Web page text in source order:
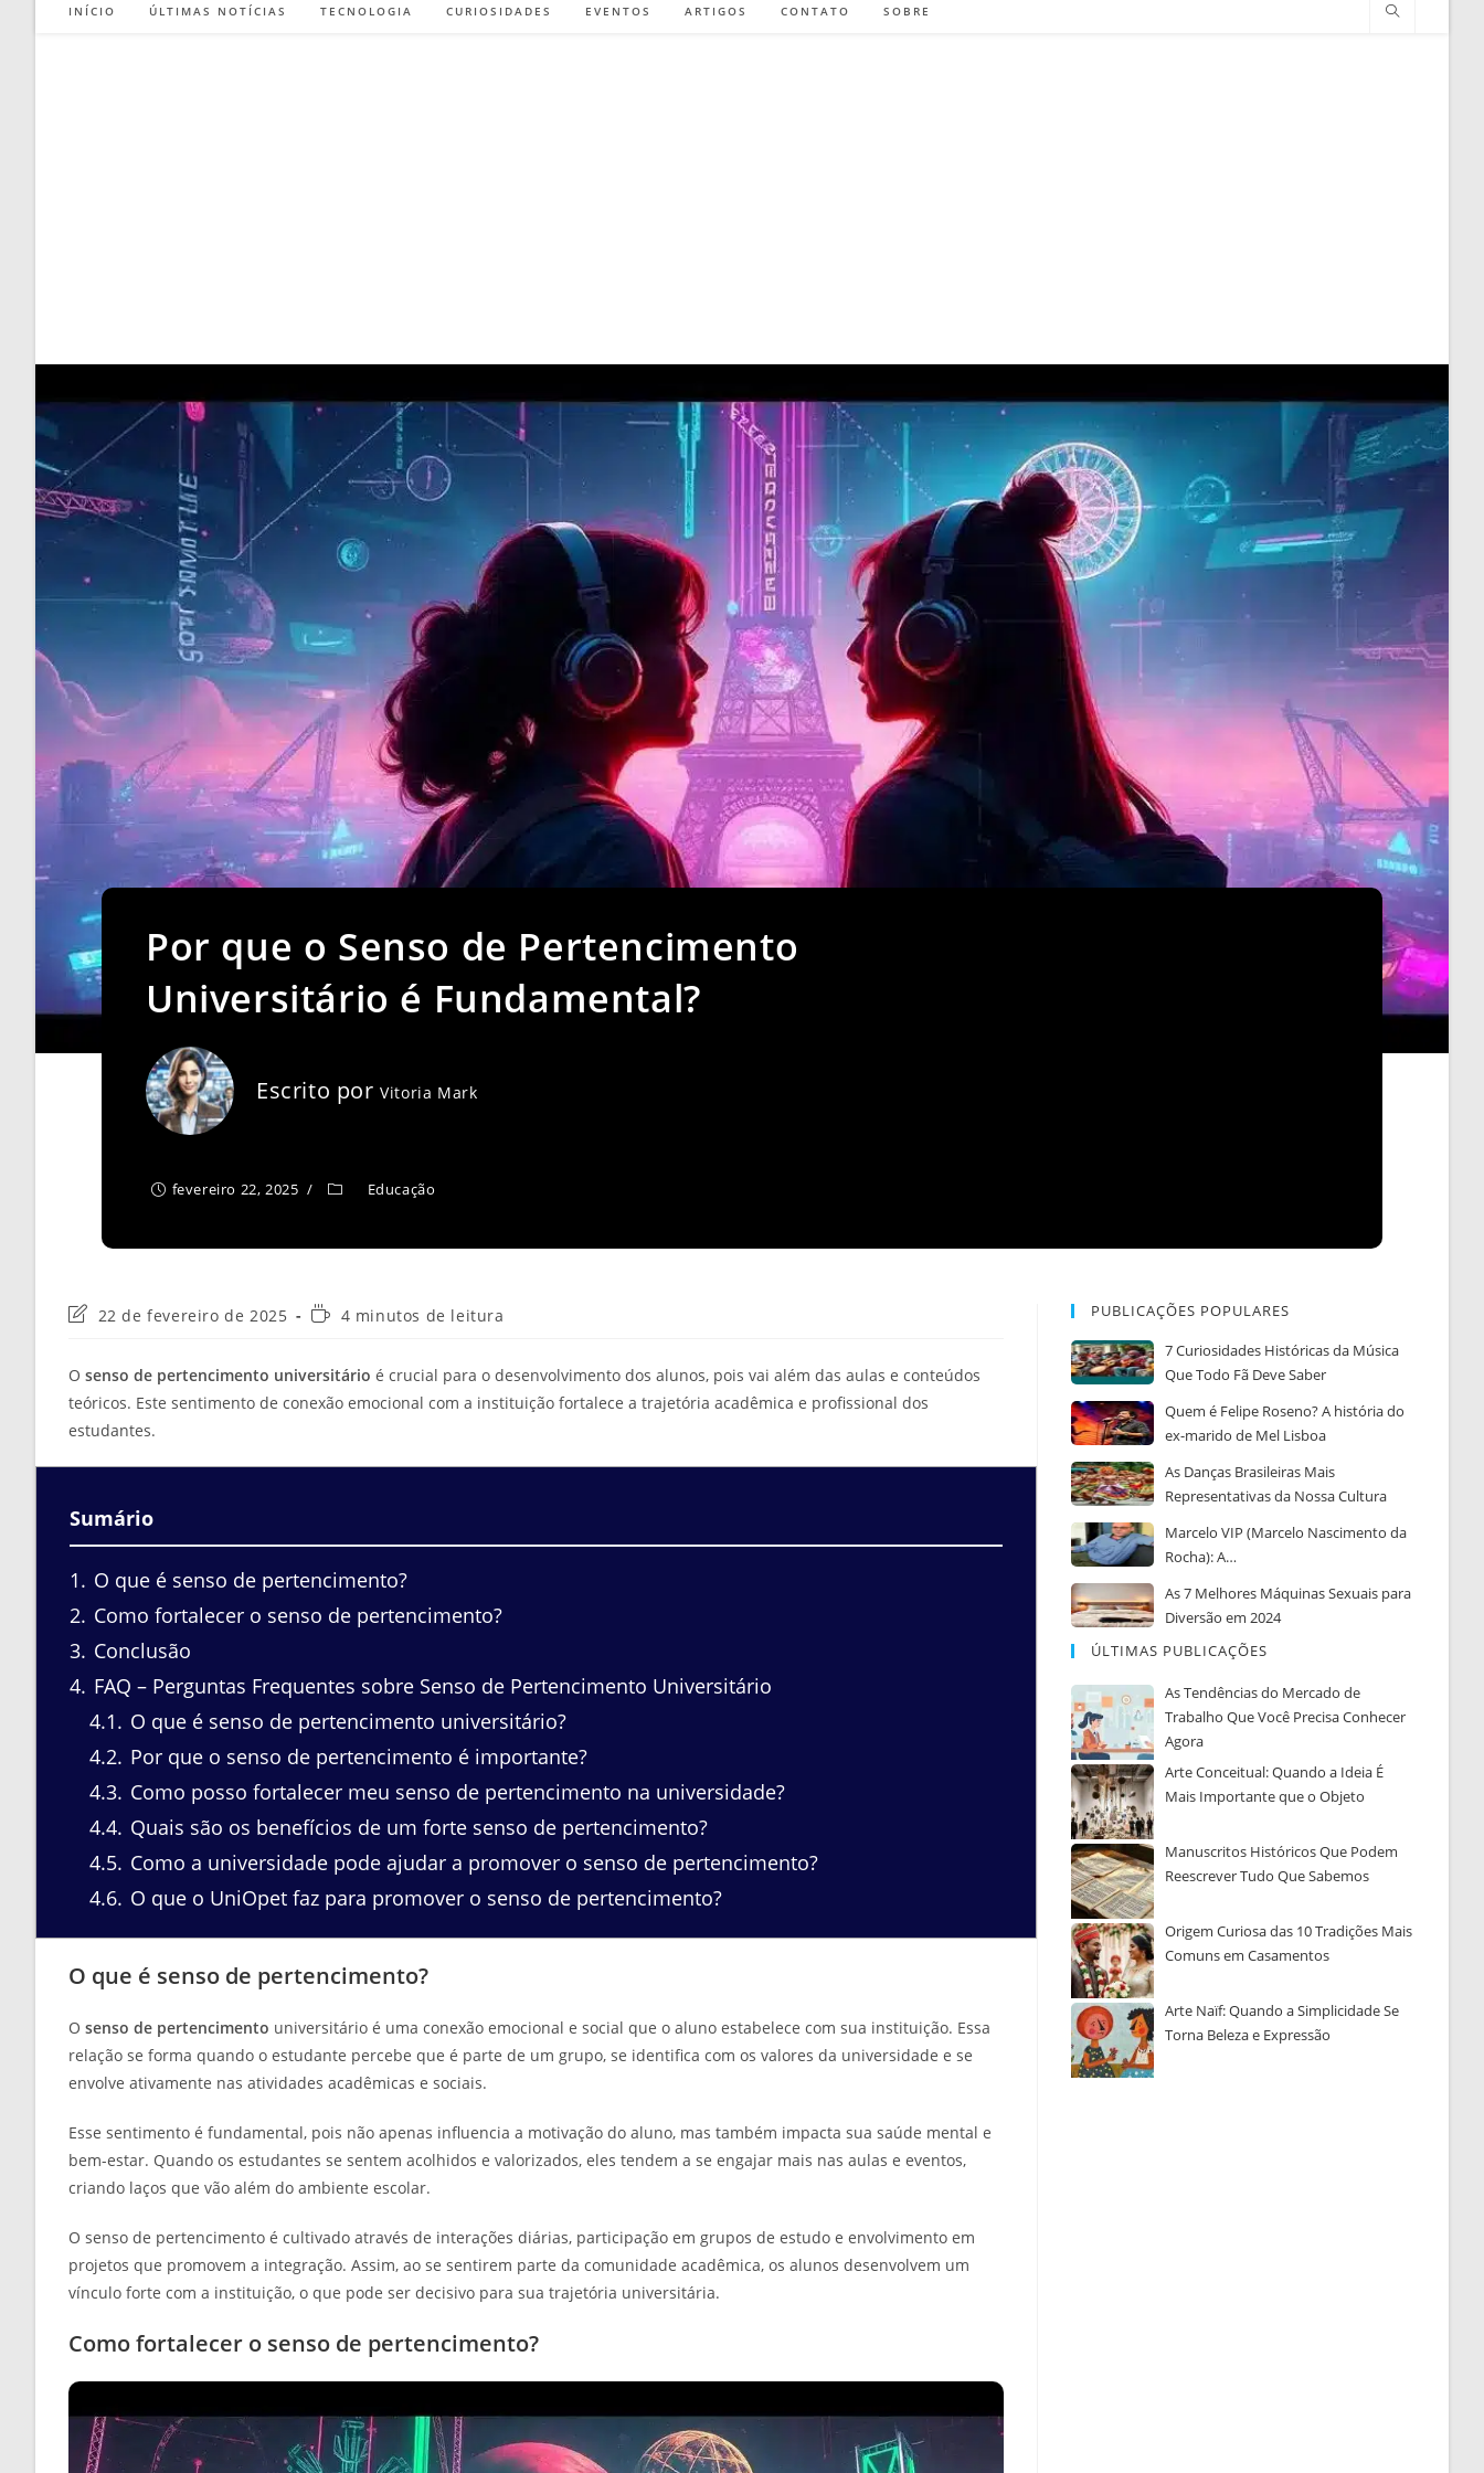
INÍCIO ÚLTIMAS NOTÍCIAS TECNOLOGIA CURIOSIDADES EVENTOS ARTIGOS CONTATO SOBRE
Por que o Senso de Pertencimento
Universitário é Fundamental?
Escrito porVitoria Mark
fevereiro 22, 2025 Educação
Última
post:
22 de fevereiro de 2025
Tempo4 minutos de leitura
O senso de pertencimento universitário é crucial para o desenvolvimento dos alunos, pois vai além das aulas e conteúdos
teóricos. Este sentimento de conexão emocional com a instituição fortalece a trajetória acadêmica e profissional dos
estudantes.
Sumário
1
O que é senso de pertencimento?
2 Como fortalecer o senso de pertencimento?
3 Conclusão
4 FAQ – Perguntas Frequentes sobre Senso de Pertencimento Universitário
4.1
O que é senso de pertencimento universitário?
4.2 Por que o senso de pertencimento é importante?
4.3 Como posso fortalecer meu senso de pertencimento na universidade?
4.4 Quais são os benefícios de um forte senso de pertencimento?
4.5 Como a universidade pode ajudar a promover o senso de pertencimento?
4.6 O que o UniOpet faz para promover o senso de pertencimento?
O que é senso de pertencimento?
O senso de pertencimento universitário é uma conexão emocional e social que o aluno estabelece com sua instituição. Essa
relação se forma quando o estudante percebe que é parte de um grupo, se identifica com os valores da universidade e se
envolve ativamente nas atividades acadêmicas e sociais.
Esse sentimento é fundamental, pois não apenas influencia a motivação do aluno, mas também impacta sua saúde mental e
bem-estar. Quando os estudantes se sentem acolhidos e valorizados, eles tendem a se engajar mais nas aulas e eventos,
criando laços que vão além do ambiente escolar.
O senso de pertencimento é cultivado através de interações diárias, participação em grupos de estudo e envolvimento em
projetos que promovem a integração. Assim, ao se sentirem parte da comunidade acadêmica, os alunos desenvolvem um
vínculo forte com a instituição, o que pode ser decisivo para sua trajetória universitária.
Como fortalecer o senso de pertencimento?
PUBLICAÇÕES POPULARES
7 Curiosidades Históricas da Música
Que Todo Fã Deve Saber
Quem é Felipe Roseno? A história do
ex-marido de Mel Lisboa
As Danças Brasileiras Mais
Representativas da Nossa Cultura
Marcelo VIP (Marcelo Nascimento da
Rocha): A…
As 7 Melhores Máquinas Sexuais para
Diversão em 2024
ÚLTIMAS PUBLICAÇÕES
As Tendências do Mercado de
Trabalho Que Você Precisa Conhecer
Agora
Arte Conceitual: Quando a Ideia É
Mais Importante que o Objeto
Manuscritos Históricos Que Podem
Reescrever Tudo Que Sabemos
Origem Curiosa das 10 Tradições Mais
Comuns em Casamentos
Arte Naïf: Quando a Simplicidade Se
Torna Beleza e Expressão